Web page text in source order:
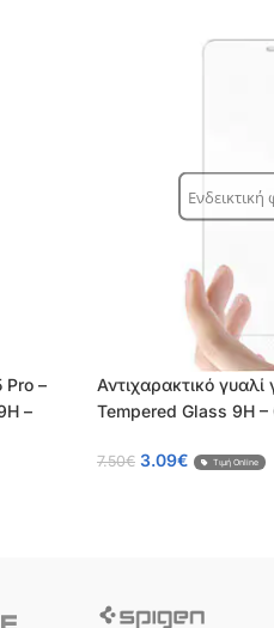
Pro –
–
Αντιχαρακτικό γυαλί
Tempered Glass 9H
7.50€ 3.09€ Τιμή Online